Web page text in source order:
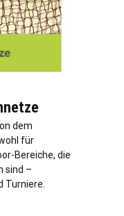
dem
für
Bereiche, die
sind –
Turniere.